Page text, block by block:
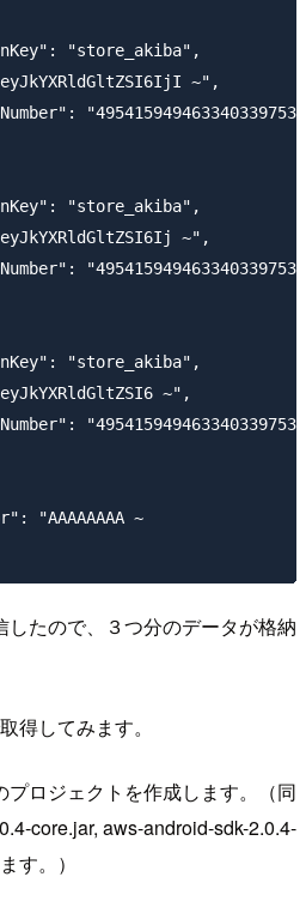
"store_akiba",
~",
"store_akiba",
~",
"store_akiba",
~",
"AAAAAAAA ~
たので、３つ分のデータが格納
得してみます。
ロジェクトを作成します。（同
core.jar, aws-android-sdk-2.0.4-
す。）